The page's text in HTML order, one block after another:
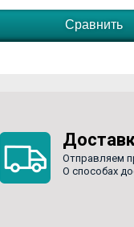
Сравнить
Отправляем
О способах